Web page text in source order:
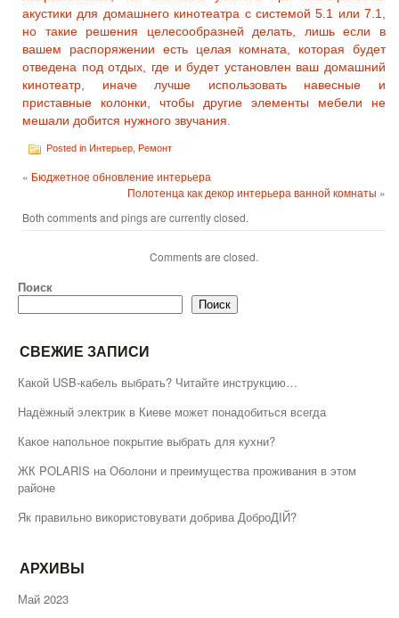
акустики для домашнего кинотеатра с системой 5.1 или 7.1,
но такие решения целесообразней делать, лишь если в
вашем распоряжении есть целая комната, которая будет
отведена под отдых, где и будет установлен ваш домашний
кинотеатр, иначе лучше использовать навесные и
приставные колонки, чтобы другие элементы мебели не
мешали добится нужного звучания.
Posted in Интерьер Ремонт
« Бюджетное обновление интерьера
Полотенца как декор интерьера ванной комнаты »
Both comments and pings are currently closed.
Comments are closed.
Поиск
Поиск
СВЕЖИЕ ЗАПИСИ
Какой USB-кабель выбрать? Читайте инструкцию…
Надёжный электрик в Киеве может понадобиться всегда
Какое напольное покрытие выбрать для кухни?
ЖК POLARIS на Оболони и преимущества проживания в этом
районе
Як правильно використовувати добрива ДоброДІЙ?
АРХИВЫ
Май 2023